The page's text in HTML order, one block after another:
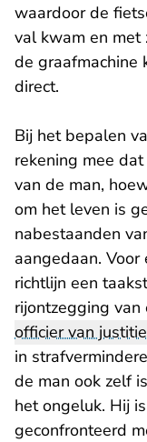
waardoor de
val kwam en met
de graafmachine
direct.
Bij het bepalen
rekening mee
van de man,
om het leven is
nabestaanden
aangedaan.
richtlijn een
rijontzegging van
officier van justitie
in
de man ook zelf
het ongeluk. Hij
geconfronteerd